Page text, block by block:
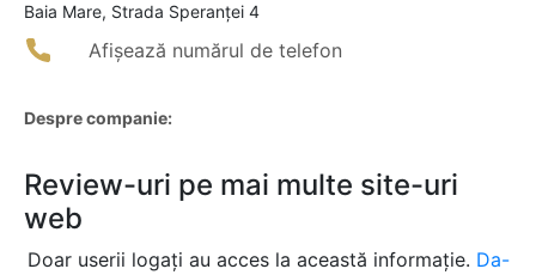
Baia Mare, Strada Speranţei 4
Afișează numărul de telefon
Despre companie:
Review-uri pe mai multe site-uri
web
Doar userii logați au acces la această informație. Da-